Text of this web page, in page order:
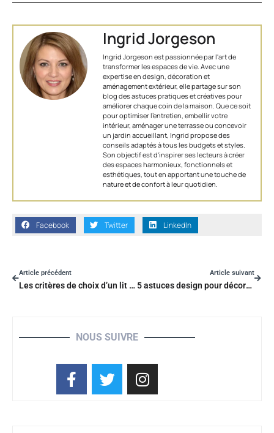
Ingrid Jorgeson
Ingrid Jorgeson est passionnée par l'art de
transformer les espaces de vie. Avec une
expertise en design, décoration et
aménagement extérieur, elle partage sur son
blog des astuces pratiques et créatives pour
améliorer chaque coin de la maison. Que ce soit
pour optimiser l’entretien, embellir votre
intérieur, aménager une terrasse ou concevoir
un jardin accueillant, Ingrid propose des
conseils adaptés à tous les budgets et styles.
Son objectif est d'inspirer ses lecteurs à créer
des espaces harmonieux, fonctionnels et
esthétiques, tout en apportant une touche de
nature et de confort à leur quotidien.
Facebook Twitter LinkedIn
Article précédent
Les critères de choix d’un lit cabane pour bébé
Article suivant
5 astuces design pour décorer vos espaces professionnels
NOUS SUIVRE